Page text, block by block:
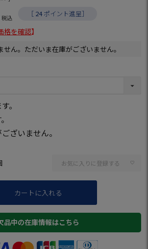
税込 ［ 24 ポイント進呈］
格を確認】
せん。ただいま在庫がございません。
。
ざいません。
お気に入りに登録する
カートに入れる
品中の在庫情報はこちら